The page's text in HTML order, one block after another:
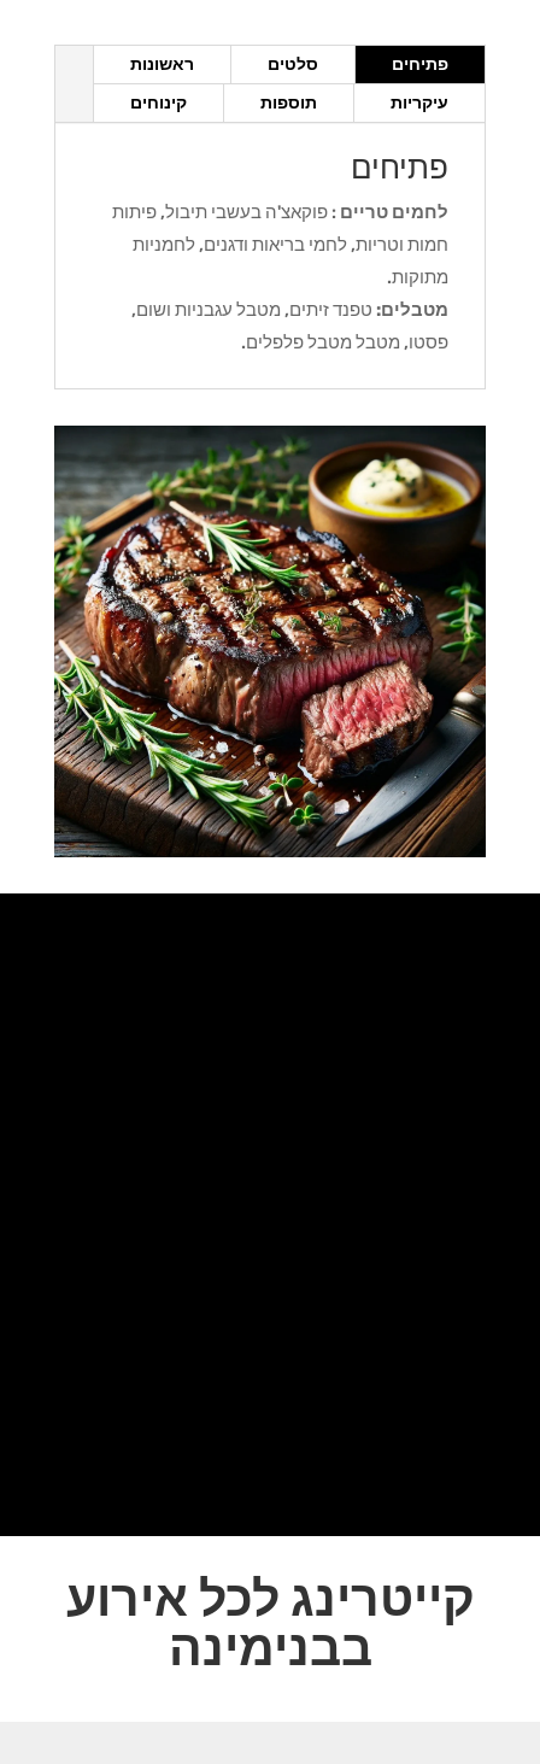
פתיחים סלטים
ראשונות
עיקריות
תוספות קינוחים
פתיחים
לחמים טריים : פוקאצ'ה בעשבי תיבול, פיתות
חמות וטריות, לחמי בריאות ודגנים, לחמניות
מתוקות.
מטבלים: טפנד זיתים, מטבל עגבניות ושום,
פסטו, מטבל מטבל פלפלים.
קייטרינג לכל אירוע
בבנימינה